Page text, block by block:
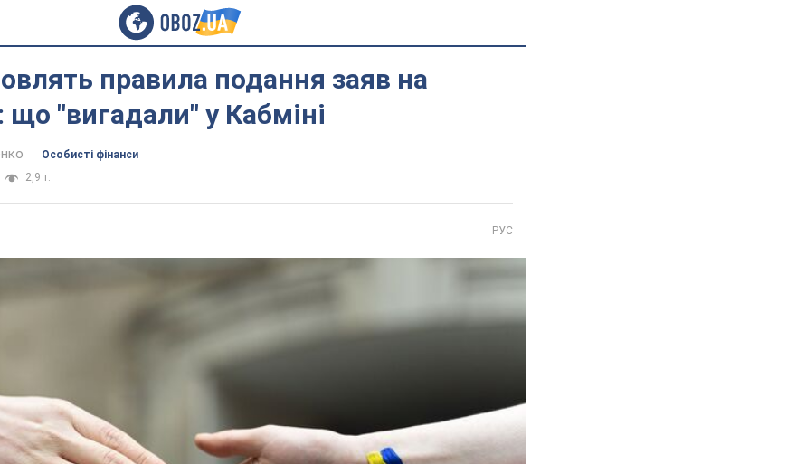
правила подання заяв на
що "вигадали" у Кабміні
Особисті фінанси
2,9 т.
РУС